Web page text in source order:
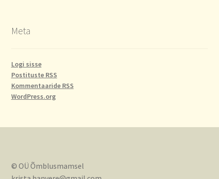
Meta
Logi sisse
Postituste RSS
Kommentaaride RSS
WordPress.org
© OÜ Õmblusmamsel